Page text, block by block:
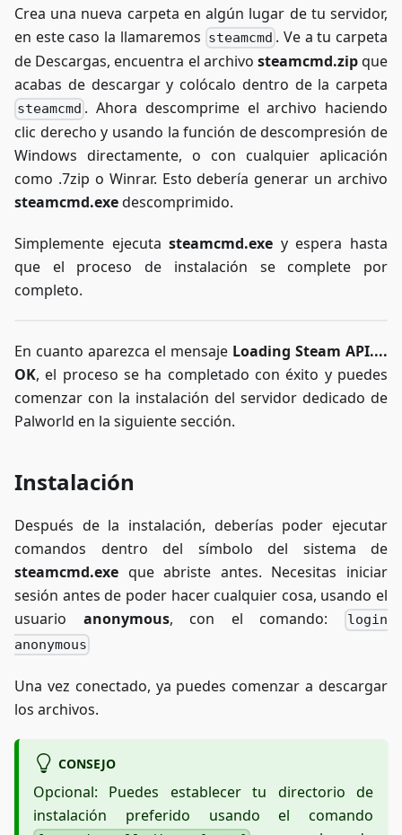
Crea una nueva carpeta en algún lugar de tu servidor,
en este caso la llamaremos steamcmd . Ve a tu carpeta
de Descargas, encuentra el archivo steamcmd.zipque
acabas de descargar y colócalo dentro de la carpeta
steamcmd . Ahora descomprime el archivo haciendo
clic derecho y usando la función de descompresión de
Windows directamente, o con cualquier aplicación
como .7zip o Winrar. Esto debería generar un archivo
steamcmd.exedescomprimido.
Simplemente ejecutasteamcmd.exe y espera hasta
que el proceso de instalación se complete por
completo.
En cuanto aparezca el mensaje Loading Steam API....
OK, el proceso se ha completado con éxito y puedes
comenzar con la instalación del servidor dedicado de
Palworld en la siguiente sección.
Instalación
Después de la instalación, deberías poder ejecutar
comandos dentro del símbolo del sistema de
steamcmd.exe que abriste antes. Necesitas iniciar
sesión antes de poder hacer cualquier cosa, usando el
usuario anonymous, con el comando:
login
anonymous
Una vez conectado, ya puedes comenzar a descargar
los archivos.
CONSEJO
Opcional: Puedes establecer tu directorio de
instalación preferido usando el comando